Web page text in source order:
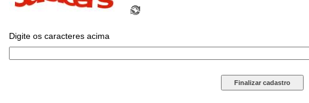
Digite os caracteres acima